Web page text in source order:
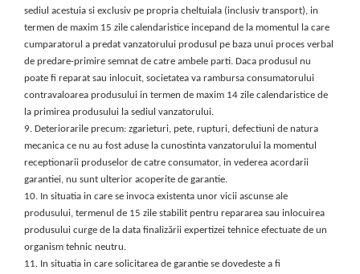
Flex antena
Flex buton
Flex casca
Flex incarcare
Flex LCD
Flex pornire
Flex volum
Sonerie
Camera video telefon
Allview
Apple
HTC
iPhone
sediul acestuia si exclusiv pe propria cheltuiala (inclusiv transport), in
termen de maxim 15 zile calendaristice incepand de la momentul la care
cumparatorul a predat vanzatorului produsul pe baza unui proces verbal
de predare-primire semnat de catre ambele parti. Daca produsul nu
poate fi reparat sau inlocuit, societatea va rambursa consumatorului
contravaloarea produsului in termen de maxim 14 zile calendaristice de
la primirea produsului la sediul vanzatorului.
9. Deteriorarile precum: zgarieturi, pete, rupturi, defectiuni de natura
mecanica ce nu au fost aduse la cunostinta vanzatorului la momentul
receptionarii produselor de catre consumator, in vederea acordarii
garantiei, nu sunt ulterior acoperite de garantie.
10. In situatia in care se invoca existenta unor vicii ascunse ale
produsului, termenul de 15 zile stabilit pentru repararea sau inlocuirea
produsului curge de la data finalizării expertizei tehnice efectuate de un
organism tehnic neutru.
11. In situatia in care solicitarea de garantie se dovedeste a fi